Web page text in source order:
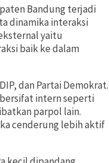
Bandung terjadi
dinamika interaksi
yaitu
baik ke dalam
dan Partai Demokrat.
intern seperti
parpol lain.
cenderung lebih aktif